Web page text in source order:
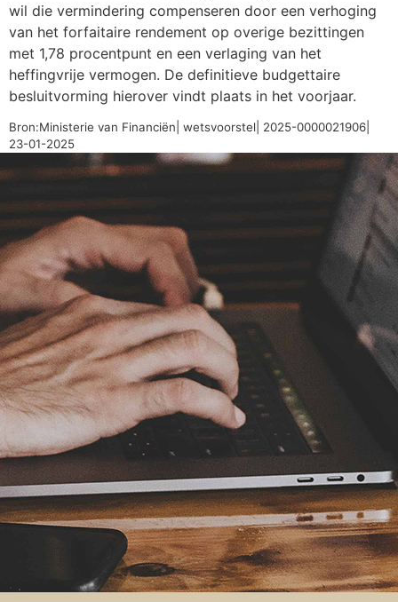
wil die vermindering compenseren door een verhoging
van het forfaitaire rendement op overige bezittingen
met 1,78 procentpunt en een verlaging van het
heffingvrije vermogen. De definitieve budgettaire
besluitvorming hierover vindt plaats in het voorjaar.
Bron:Ministerie van Financiën| wetsvoorstel| 2025-0000021906|
23-01-2025